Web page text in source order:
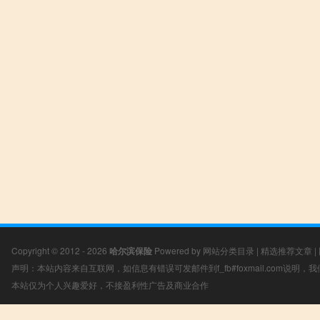
Copyright © 2012 - 2026 哈尔滨保险 Powered by 网站分类目录 | 精选推荐文章 |
声明：本站内容来自互联网，如信息有错误可发邮件到f_fb#foxmail.com说明，
本站仅为个人兴趣爱好，不接盈利性广告及商业合作